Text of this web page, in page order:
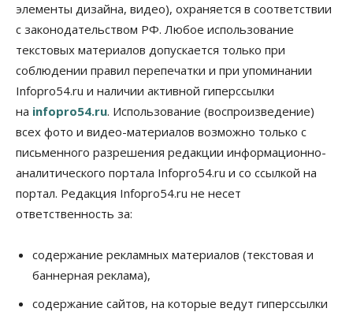
Бизнес
В аэропорту Толмачёво завершены работы по
бетонированию рулежных дорожек
07 Августа 2026, 17:00
Бизнес Общество
Новосибирцы стали реже оформлять
дома по упрощенной схеме
07 Августа 2026, 16:00
Общество Право&Порядок
Роспотребнадзор изъял почти полторы тонны
мяса в Новосибирской области
Расходы новосибирцев на спорт выросли на 40%
за полгода
07 Августа 2026, 14:35
элементы дизайна, видео), охраняется в соответствии
с законодательством РФ. Любое использование
текстовых материалов допускается только при
соблюдении правил перепечатки и при упоминании
Infopro54.ru и наличии активной гиперссылки
на infopro54.ru. Использование (воспроизведение)
всех фото и видео-материалов возможно только с
письменного разрешения редакции информационно-
аналитического портала Infopro54.ru и со ссылкой на
портал. Редакция Infopro54.ru не несет
ответственность за:
содержание рекламных материалов (текстовая и
баннерная реклама),
содержание сайтов, на которые ведут гиперссылки